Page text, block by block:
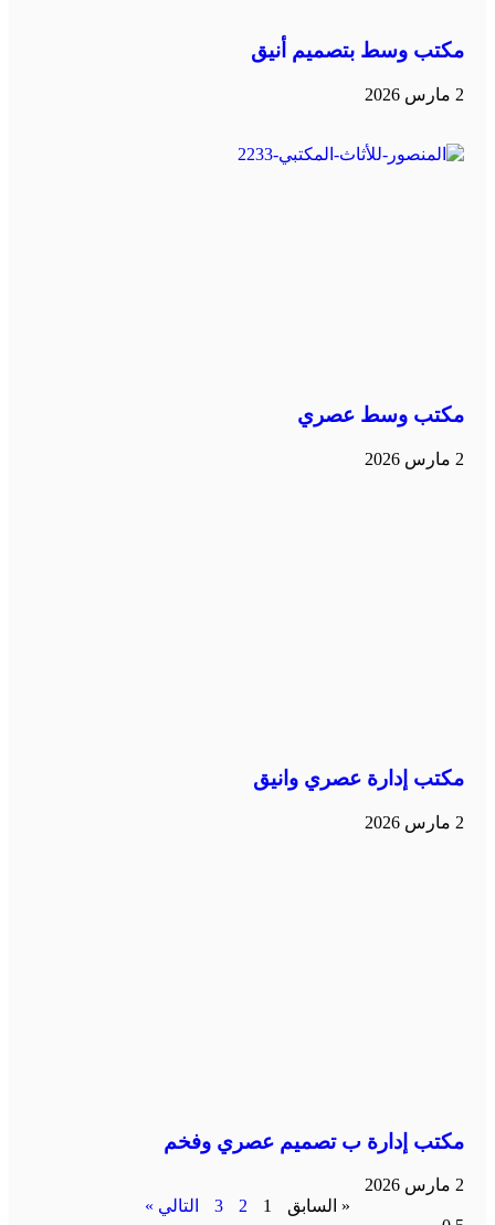
مكتب وسط بتصميم أنيق
2 مارس 2026
مكتب وسط عصري
2 مارس 2026
مكتب إدارة عصري وانيق
2 مارس 2026
مكتب إدارة ب تصميم عصري وفخم
2 مارس 2026
« السابق
1
2
3 التالي »